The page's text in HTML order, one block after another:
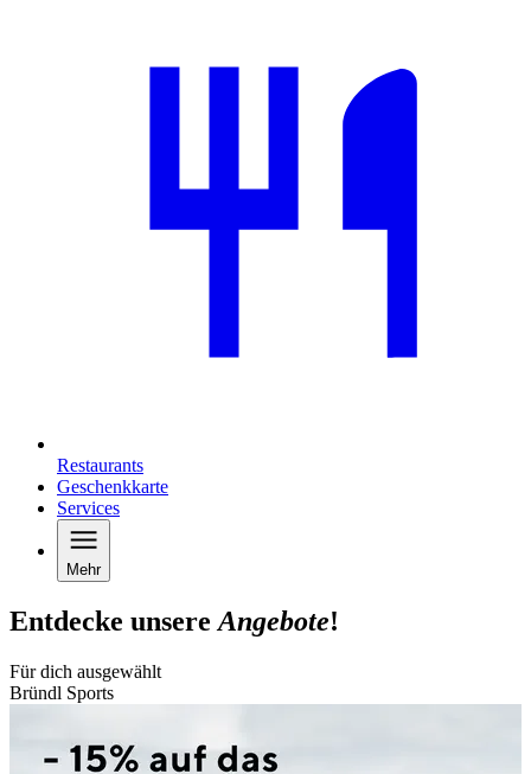
Restaurants
Geschenkkarte
Services
Mehr
Entdecke unsereAngebote!
Für dich ausgewählt
Bründl Sports